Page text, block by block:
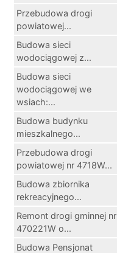
Przebudowa drogi
powiatowej...
Budowa sieci
wodociągowej z...
Budowa sieci
wodociągowej we
wsiach:...
Budowa budynku
mieszkalnego...
Przebudowa drogi
powiatowej nr 4718W...
Budowa zbiornika
rekreacyjnego...
Remont drogi gminnej nr
470221W o...
Budowa Pensjonat